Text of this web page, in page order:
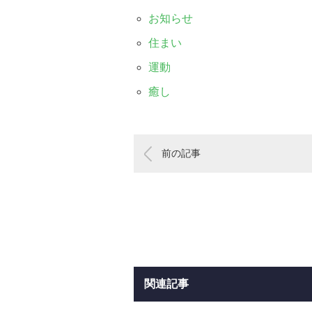
お知らせ
住まい
運動
癒し
前の記事
関連記事